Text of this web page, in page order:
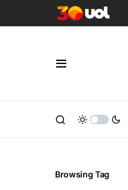
Browsing Tag